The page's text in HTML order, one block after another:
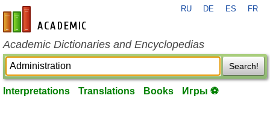
en-academic.com
RU DE ES FR
Academic Dictionaries and Encyclopedias
Search!
Interpretations Translations Books Игры ⚽